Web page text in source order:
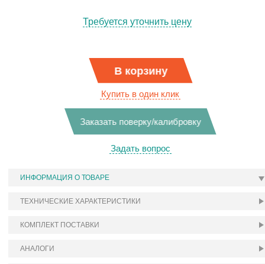
Требуется уточнить цену
В корзину
Купить в один клик
Заказать поверку/калибровку
Задать вопрос
ИНФОРМАЦИЯ О ТОВАРЕ
ТЕХНИЧЕСКИЕ ХАРАКТЕРИСТИКИ
КОМПЛЕКТ ПОСТАВКИ
АНАЛОГИ